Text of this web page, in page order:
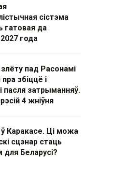
сістэма
да
года
злёту пад Расонамі
збіццё і
пасля затрыманняў.
4 жніўня
Каракасе. Ці можа
сцэнар стаць
Беларусі?